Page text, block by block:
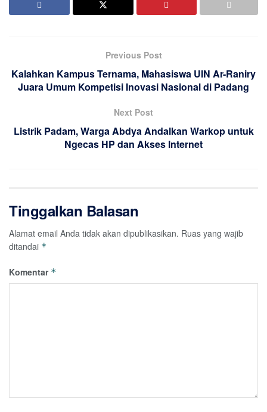
Previous Post
Kalahkan Kampus Ternama, Mahasiswa UIN Ar-Raniry
Juara Umum Kompetisi Inovasi Nasional di Padang
Next Post
Listrik Padam, Warga Abdya Andalkan Warkop untuk
Ngecas HP dan Akses Internet
Tinggalkan Balasan
Alamat email Anda tidak akan dipublikasikan. Ruas yang wajib
ditandai *
Komentar *